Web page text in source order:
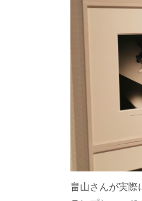
畠山さんが実際